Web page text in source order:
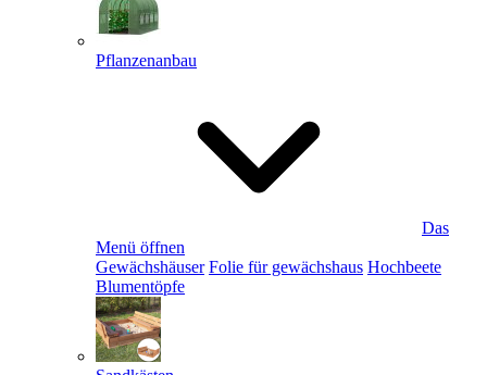
Pflanzenanbau
Das
Menü öffnen
Gewächshäuser Folie für gewächshaus Hochbeete
Blumentöpfe